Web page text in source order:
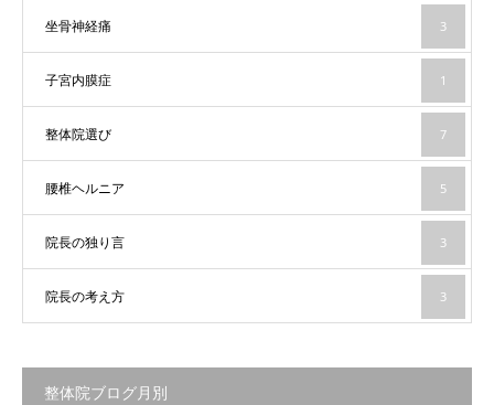
坐骨神経痛 3
子宮内膜症 1
整体院選び 7
腰椎ヘルニア 5
院長の独り言 3
院長の考え方 3
整体院ブログ月別